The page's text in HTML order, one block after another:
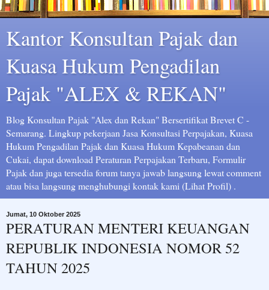
Kantor Konsultan Pajak dan
Kuasa Hukum Pengadilan
Pajak "ALEX & REKAN"
Blog Konsultan Pajak "Alex dan Rekan" Bersertifikat Brevet C -
Semarang. Lingkup pekerjaan Jasa Konsultasi Perpajakan, Kuasa
Hukum Pengadilan Pajak dan Kuasa Hukum Kepabeanan dan
Cukai, dapat download Peraturan Perpajakan Terbaru, Formulir
Pajak dan juga tersedia forum tanya jawab langsung lewat comment
atau bisa langsung menghubungi kontak kami (Lihat Profil) .
Jumat, 10 Oktober 2025
PERATURAN MENTERI KEUANGAN
REPUBLIK INDONESIA NOMOR 52
TAHUN 2025